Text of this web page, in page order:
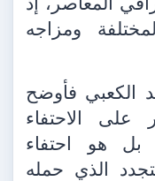
ومزاجه
الكعبي فأوضح
على الاحتفاء
بل هو احتفاء
الذي حمله